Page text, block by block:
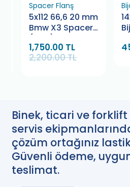
Spacer Flanş
5x112 66,6 20 mm
Bmw X3 Spacer
(Çifti)
1,750.00 TL
2,200.00 TL
Binek, ticari ve
servis
çözüm ortağınız
Güvenli ödeme,
teslimat.